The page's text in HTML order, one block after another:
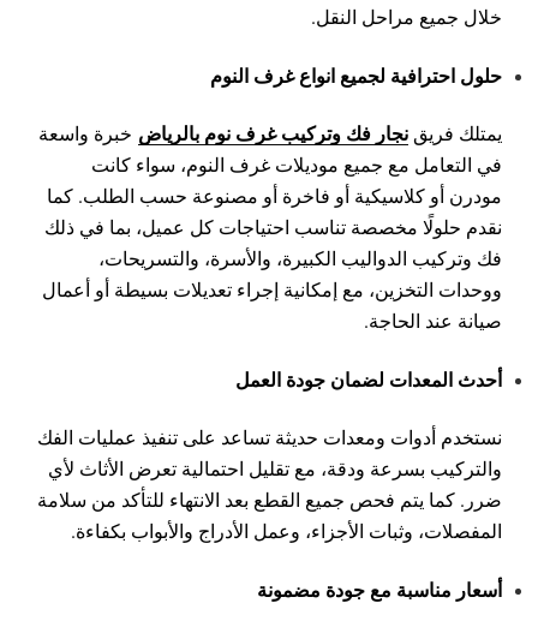
خلال جميع مراحل النقل.
حلول احترافية لجميع انواع غرف النوم
يمتلك فريق نجار فك وتركيب غرف نوم بالرياض خبرة واسعة
في التعامل مع جميع موديلات غرف النوم، سواء كانت
مودرن أو كلاسيكية أو فاخرة أو مصنوعة حسب الطلب. كما
نقدم حلولًا مخصصة تناسب احتياجات كل عميل، بما في ذلك
فك وتركيب الدواليب الكبيرة، والأسرة، والتسريحات،
ووحدات التخزين، مع إمكانية إجراء تعديلات بسيطة أو أعمال
صيانة عند الحاجة.
أحدث المعدات لضمان جودة العمل
نستخدم أدوات ومعدات حديثة تساعد على تنفيذ عمليات الفك
والتركيب بسرعة ودقة، مع تقليل احتمالية تعرض الأثاث لأي
ضرر. كما يتم فحص جميع القطع بعد الانتهاء للتأكد من سلامة
المفصلات، وثبات الأجزاء، وعمل الأدراج والأبواب بكفاءة.
أسعار مناسبة مع جودة مضمونة